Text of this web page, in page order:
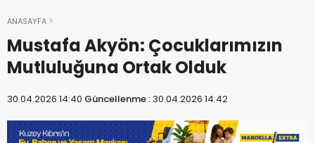
ANASAYFA
Mustafa Akyön: Çocuklarımızın
Mutluluğuna Ortak Olduk
30.04.2026 14:40 Güncellenme :30.04.2026 14:42